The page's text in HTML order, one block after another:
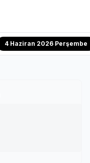
4 Haziran 2026 Perşembe